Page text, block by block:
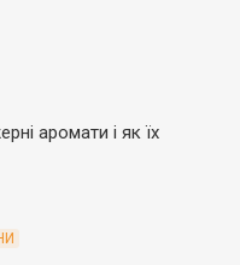
аромати і як їх